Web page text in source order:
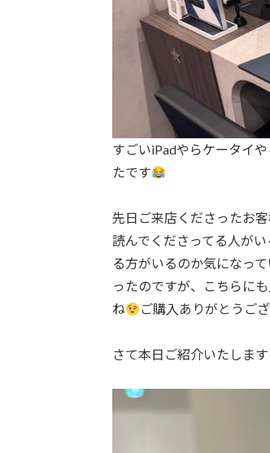
すごいiPadやらケータイ
たです
先日ご来店くださったお
読んでくださってる人が
る方がいるのか気になっ
ったのですが、こちらに
ね
ご購入ありがとうご
さて本日ご紹介いたしま